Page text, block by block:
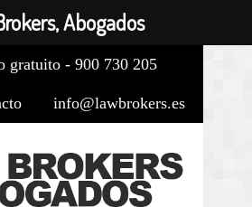
gratuito - 900 730 205
info@lawbrokers.es
Abogados